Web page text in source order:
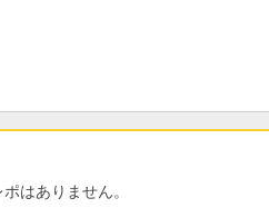
はありません。